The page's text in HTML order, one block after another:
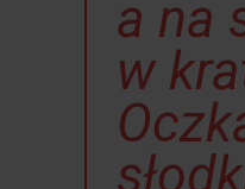
a na
w